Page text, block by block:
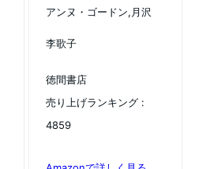
アンヌ・ゴードン,月沢
李歌子
徳間書店
売り上げランキング :
4859